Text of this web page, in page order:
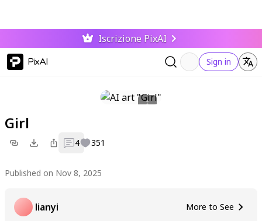
Iscrizione PixAI
PixAI Sign in
Girl
4 351
Published on Nov 8, 2025
lianyi More to See